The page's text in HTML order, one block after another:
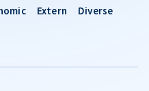
Extern Diverse